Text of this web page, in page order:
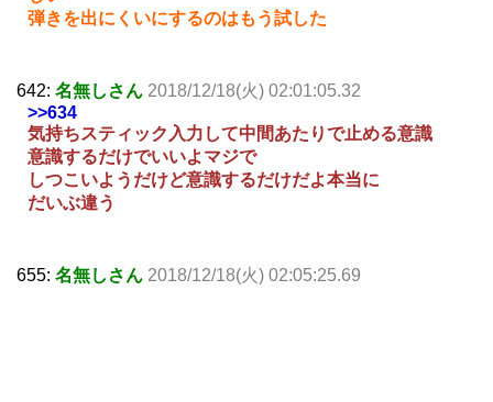
弾きを出にくいにするのはもう試した
642: 名無しさん 2018/12/18(火) 02:01:05.32
>>634
気持ちスティック入力して中間あたりで止める意識
意識するだけでいいよマジで
しつこいようだけど意識するだけだよ本当に
だいぶ違う
655: 名無しさん 2018/12/18(火) 02:05:25.69